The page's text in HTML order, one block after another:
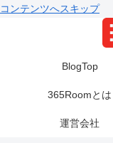
コンテンツへスキップ
BlogTop
365Roomとは
運営会社